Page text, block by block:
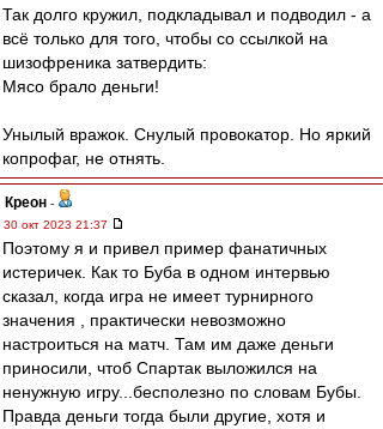
Так долго кружил, подкладывал и подводил - а
всё только для того, чтобы со ссылкой на
шизофреника затвердить:
Мясо брало деньги!
Унылый вражок. Снулый провокатор. Но яркий
копрофаг, не отнять.
Креон -
30 окт 2023 21:37
Поэтому я и привел пример фанатичных
истеричек. Как то Буба в одном интервью
сказал, когда игра не имеет турнирного
значения , практически невозможно
настроиться на матч. Там им даже деньги
приносили, чтоб Спартак выложился на
ненужную игру...бесполезно по словам Бубы.
Правда деньги тогда были другие, хотя и